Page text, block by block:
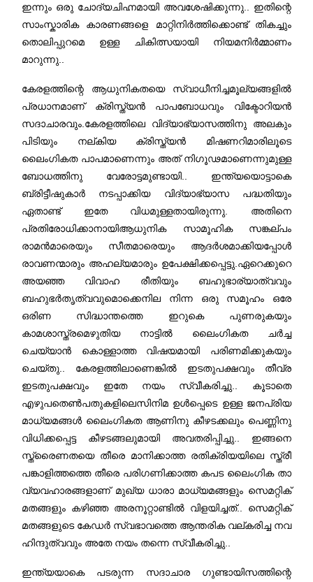
ഇന്നും ഒരു ചോദ്യചിഹ്നമായി അവശേഷിക്കുന്നു.. ഇതിന്റെ
സാംസ്കാരിക കാരണങ്ങളെ മാറ്റിനിർത്തിക്കൊണ്ട് തികച്ചും
തൊലിപ്പുറമെ ഉള്ള ചികിത്സയായി നിയമനിർമ്മാണം
മാറുന്നു..
കേരളത്തിന്റെ ആധുനികതയെ സ്വാധീനിച്ചമൂല്യങ്ങളിൽ
പ്രധാനമാണ് ക്രിസ്ത്യൻ പാപബോധവും വിക്ടോറിയൻ
സദാചാരവും.കേരളത്തിലെ വിദ്യാഭ്യാസത്തിനു അലകും
പിടിയും നല്കിയ ക്രിസ്ത്യൻ മിഷണറിമാരിലൂടെ
ലൈംഗികത പാപമാണെന്നും അത് നിഗൂഢമാണെന്നുമുള്ള
ബോധത്തിനു വേരോട്ടമുണ്ടായി.. ഇന്ത്യയൊട്ടാകെ
ബ്രിട്ടീഷുകാർ നടപ്പാക്കിയ വിദ്യാഭ്യാസ പദ്ധതിയും
ഏതാണ്ട് ഇതേ വിധമുള്ളതായിരുന്നു. അതിനെ
പ്രതിരോധിക്കാനായിആധുനിക സാമൂഹിക സങ്കല്പം
രാമൻമാരെയും സീതമാരെയും ആദർശമാക്കിയപ്പോൾ
രാവണന്മാരും അഹല്യമാരും ഉപേക്ഷിക്കപ്പെട്ടു.ഏറെക്കുറെ
അയഞ്ഞ വിവാഹ രീതിയും ബഹുഭാര്യാത്വവും
ബഹുഭർതൃത്വവുമൊക്കെനില നിന്ന ഒരു സമൂഹം ഒരേ
ഒരിണ സിദ്ധാന്തത്തെ ഇറുകെ പുണരുകയും
കാമശാസ്ത്രമെഴുതിയ നാട്ടിൽ ലൈംഗികത ചർച്ച
ചെയ്യാൻ കൊള്ളാത്ത വിഷയമായി പരിണമിക്കുകയും
ചെയ്തു.. കേരളത്തിലാണെങ്കിൽ ഇടതുപക്ഷവും തീവ്ര
ഇടതുപക്ഷവും ഇതേ നയം സ്വീകരിച്ചു.. കൂടാതെ
എഴുപതെൺപതുകളിലെസിനിമ ഉൾപ്പെടെ ഉള്ള ജനപ്രിയ
മാധ്യമങ്ങൾ ലൈംഗികത ആണിനു കീഴടക്കലും പെണ്ണിനു
വിധിക്കപ്പെട്ട കീഴടങ്ങലുമായി അവതരിപ്പിച്ചു.. ഇങ്ങനെ
സ്ത്രൈണതയെ തീരെ മാനിക്കാത്ത രതിക്രിയയിലെ സ്ത്രീ
പങ്കാളിത്തത്തെ തീരെ പരിഗണിക്കാത്ത കപട ലൈംഗിക താ
വ്യവഹാരങ്ങളാണ് മുഖ്യ ധാരാ മാധ്യമങ്ങളും സെമറ്റിക്
മതങ്ങളും കഴിഞ്ഞ അരനൂറ്റാണ്ടിൽ വിളയിച്ചത്.. സെമറ്റിക്
മതങ്ങളുടെ കേഡർ സ്വഭാവത്തെ ആന്തരിക വല്കരിച്ച നവ
ഹിന്ദുത്വവും അതേ നയം തന്നെ സ്വീകരിച്ചു..
ഇന്ത്യയാകെ പടരുന്ന സദാചാര ഗുണ്ടായിസത്തിന്റെ